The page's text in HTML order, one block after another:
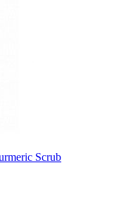
Scrub